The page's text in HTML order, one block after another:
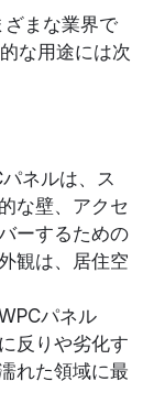
まな業界で
な用途には次
ネルは、ス
な壁、アクセ
ーするための
観は、居住空
パネル
反りや劣化す
れた領域に最